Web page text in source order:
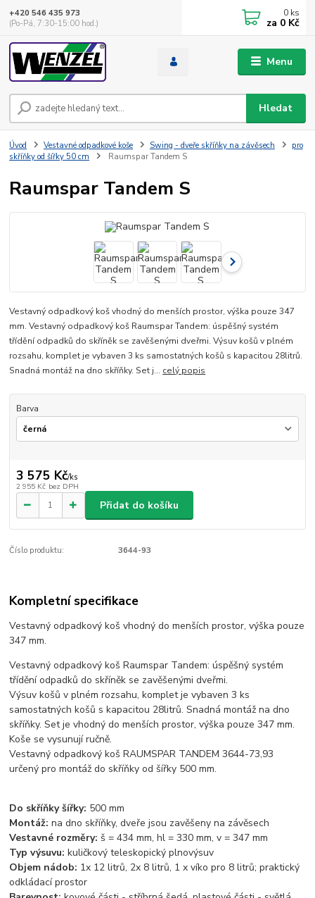
Menu
Hledat
+420 546 435 973
(Po-Pá, 7:30-15:00 hod.)
0 ks
za 0 Kč
Úvod Vestavné odpadkové koše Swing - dveře skříňky na závěsech
pro
skříňky od šířky 50 cm
Raumspar Tandem S
Raumspar Tandem S
Vestavný odpadkový koš vhodný do menších prostor, výška pouze 347
mm. Vestavný odpadkový koš Raumspar Tandem: úspěšný systém
třídění odpadků do skříněk se zavěšenými dveřmi. Výsuv košů v plném
rozsahu, komplet je vybaven 3 ks samostatných košů s kapacitou 28litrů.
Snadná montáž na dno skříňky. Set j... celý popis
Barva
3 575 Kč/ks
2 955 Kč bez DPH
Přidat do košíku
Číslo produktu: 3644-93
Kompletní specifikace
Vestavný odpadkový koš vhodný do menších prostor, výška pouze
347 mm.
Vestavný odpadkový koš Raumspar Tandem: úspěšný systém
třídění odpadků do skříněk se zavěšenými dveřmi.
Výsuv košů v plném rozsahu, komplet je vybaven 3 ks
samostatných košů s kapacitou 28litrů. Snadná montáž na dno
skříňky. Set je vhodný do menších prostor, výška pouze 347 mm.
Koše se vysunují ručně.
Vestavný odpadkový koš RAUMSPAR TANDEM 3644-73,93
určený pro montáž do skříňky od šířky 500 mm.
Do skříňky šířky: 500 mm
Montáž: na dno skříňky, dveře jsou zavěšeny na závěsech
Vestavné rozměry: š = 434 mm, hl = 330 mm, v = 347 mm
Typ výsuvu: kuličkový teleskopický plnovýsuv
Objem nádob: 1x 12 litrů, 2x 8 litrů, 1 x víko pro 8 litrů; praktický
odkládací prostor